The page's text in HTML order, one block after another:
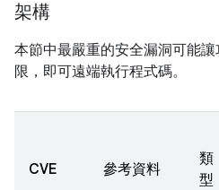
架構
本節中最嚴重的安全漏洞可能
限，即可遠端執行程式碼。
CVE 參考資料
類
型